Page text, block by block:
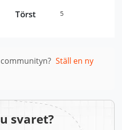
Törst 5
Ställ en ny
svaret?